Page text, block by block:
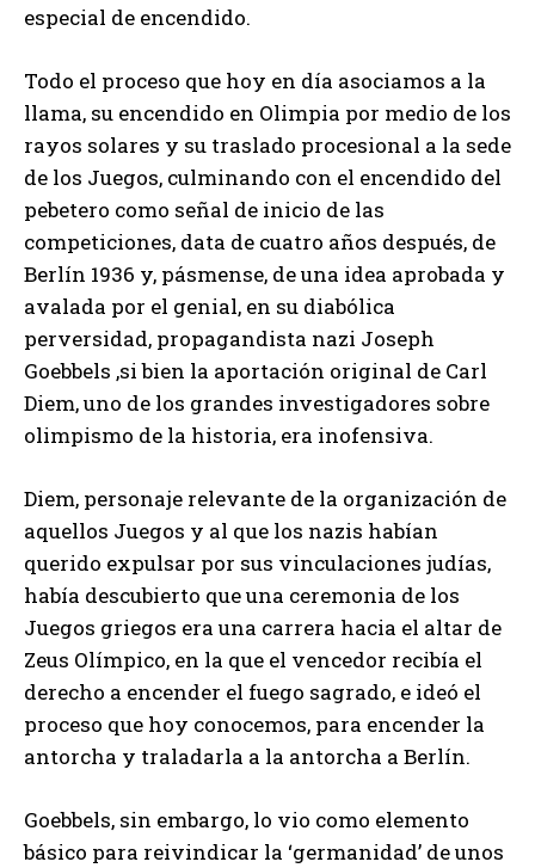
especial de encendido.
Todo el proceso que hoy en día asociamos a la
llama, su encendido en Olimpia por medio de los
rayos solares y su traslado procesional a la sede
de los Juegos, culminando con el encendido del
pebetero como señal de inicio de las
competiciones, data de cuatro años después, de
Berlín 1936 y, pásmense, de una idea aprobada y
avalada por el genial, en su diabólica
perversidad, propagandista nazi Joseph
Goebbels ,si bien la aportación original de Carl
Diem, uno de los grandes investigadores sobre
olimpismo de la historia, era inofensiva.
Diem, personaje relevante de la organización de
aquellos Juegos y al que los nazis habían
querido expulsar por sus vinculaciones judías,
había descubierto que una ceremonia de los
Juegos griegos era una carrera hacia el altar de
Zeus Olímpico, en la que el vencedor recibía el
derecho a encender el fuego sagrado, e ideó el
proceso que hoy conocemos, para encender la
antorcha y traladarla a la antorcha a Berlín.
Goebbels, sin embargo, lo vio como elemento
básico para reivindicar la ‘germanidad’ de unos